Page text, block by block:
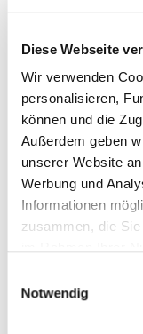
Diese Webseite
Wir verwenden
personalisieren,
können und die
Außerdem geben
unserer Website
Werbung und
Informationen
zusammen, die
Notwendig
Klappbrücke
September 2025, in
8:00 bis
findet an der
Stör in...
Feierliche
Probe berufen